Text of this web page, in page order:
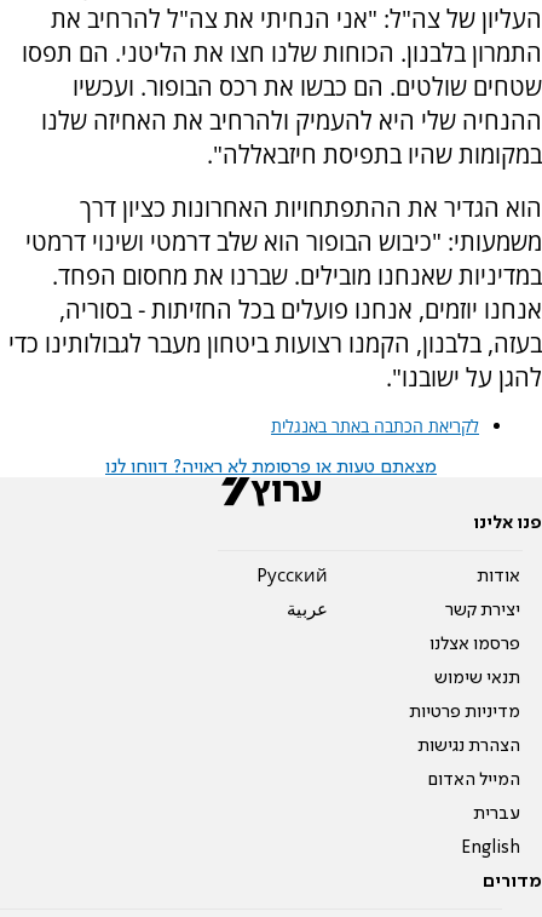
העליון של צה"ל: "אני הנחיתי את צה"ל להרחיב את
התמרון בלבנון. הכוחות שלנו חצו את הליטני. הם תפסו
שטחים שולטים. הם כבשו את רכס הבופור. ועכשיו
ההנחיה שלי היא להעמיק ולהרחיב את האחיזה שלנו
במקומות שהיו בתפיסת חיזבאללה".
הוא הגדיר את ההתפתחויות האחרונות כציון דרך
משמעותי: "כיבוש הבופור הוא שלב דרמטי ושינוי דרמטי
במדיניות שאנחנו מובילים. שברנו את מחסום הפחד.
אנחנו יוזמים, אנחנו פועלים בכל החזיתות - בסוריה,
בעזה, בלבנון, הקמנו רצועות ביטחון מעבר לגבולותינו כדי
להגן על ישובנו".
לקריאת הכתבה באתר באנגלית
מצאתם טעות או פרסומת לא ראויה? דווחו לנו
פנו אלינו
אודות
יצירת קשר
פרסמו אצלנו
תנאי שימוש
מדיניות פרטיות
הצהרת נגישות
המייל האדום
עברית
English
Pусский
عربية
מדורים